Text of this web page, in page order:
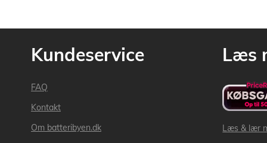
Kundeservice
FAQ
Kontakt
Om batteribyen.dk
Læs
Læs & lær